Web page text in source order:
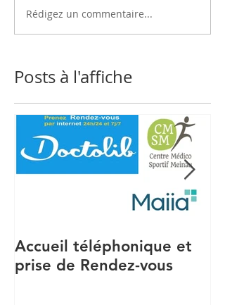
Rédigez un commentaire...
Posts à l'affiche
Accueil téléphonique et
prise de Rendez-vous